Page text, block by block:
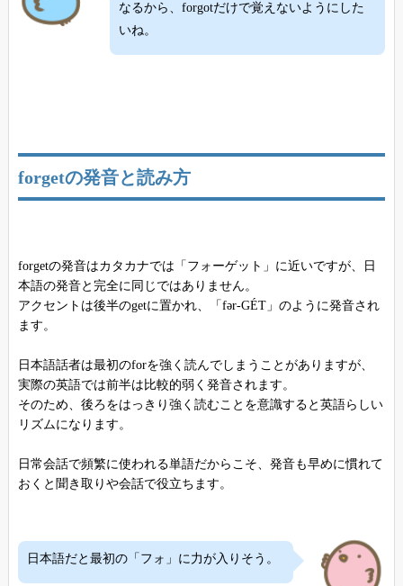
なるから、forgotだけで覚えないようにした
いね。
forgetの発音と読み方
forgetの発音はカタカナでは「フォーゲット」に近いですが、日
本語の発音と完全に同じではありません。
アクセントは後半のgetに置かれ、「fər-GÉT」のように発音され
ます。
日本語話者は最初のforを強く読んでしまうことがありますが、
実際の英語では前半は比較的弱く発音されます。
そのため、後ろをはっきり強く読むことを意識すると英語らしい
リズムになります。
日常会話で頻繁に使われる単語だからこそ、発音も早めに慣れて
おくと聞き取りや会話で役立ちます。
日本語だと最初の「フォ」に力が入りそう。